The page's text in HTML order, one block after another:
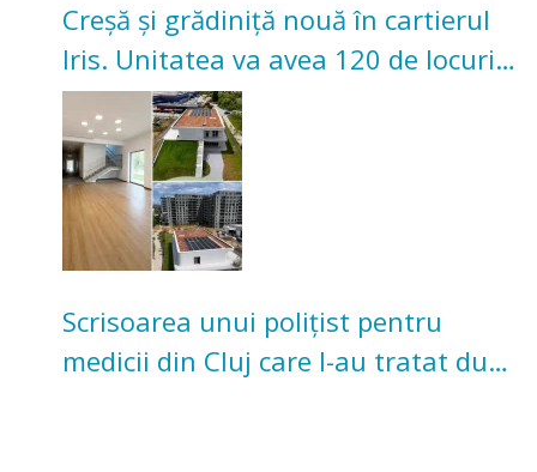
Creșă și grădiniță nouă în cartierul
Iris. Unitatea va avea 120 de locuri
pentru copii
Scrisoarea unui polițist pentru
medicii din Cluj care l-au tratat după